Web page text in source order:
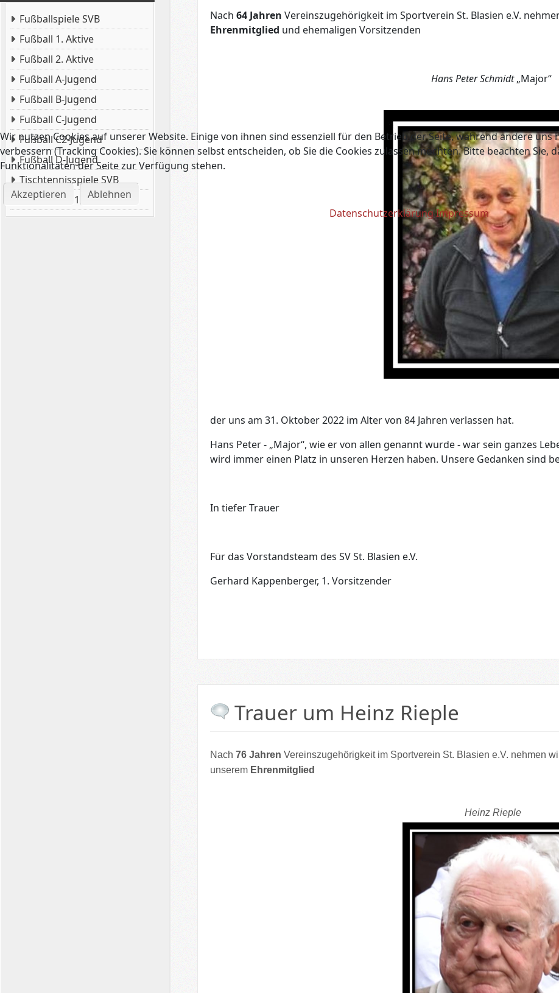
Fußballspiele SVB
Fußball 1. Aktive
Fußball 2. Aktive
Fußball A-Jugend
Fußball B-Jugend
Fußball C-Jugend
Fußball C2-Jugend
Fußball D-Jugend
Tischtennisspiele SVB
Tischtennis 1. Aktive
Nach 64 Jahren Vereinszugehörigkeit im Sportverein St. Blasien e.V.
Ehrenmitglied und ehemaligen Vorsitzenden
Hans Peter Schmidt„Major“
der uns am 31. Oktober 2022 im Alter von 84 Jahren verlassen hat.
Hans Peter - „Major“, wie er von allen genannt wurde - war sein ganzes
wird immer einen Platz in unseren Herzen haben. Unsere Gedanken sind
In tiefer Trauer
Für das Vorstandsteam des SV St. Blasien e.V.
Gerhard Kappenberger, 1. Vorsitzender
Trauer um Heinz Rieple
Nach 76 Jahren Vereinszugehörigkeit im Sportverein St. Blasien e.V. nehmen
unserem Ehrenmitglied
Heinz Rieple
Wir nutzen Cookies auf unserer Website. Einige von ihnen sind essenziell für den Betrieb der Seite, während andere
verbessern (Tracking Cookies). Sie können selbst entscheiden, ob Sie die Cookies zulassen möchten. Bitte beachten
Funktionalitäten der Seite zur Verfügung stehen.
Akzeptieren
Ablehnen
Datenschutzerklärung Impressum